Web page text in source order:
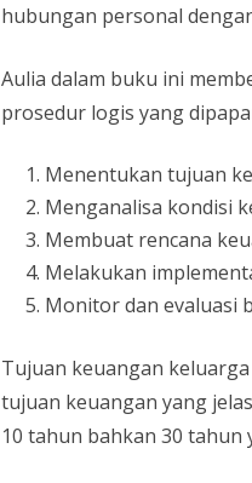
hubungan personal
Aulia dalam buku ini
prosedur logis yang
Menentukan tujuan
Menganalisa kondisi
Membuat rencana
Melakukan
Monitor dan evaluasi
Tujuan keuangan
tujuan keuangan yang
10 tahun bahkan 30 tahun